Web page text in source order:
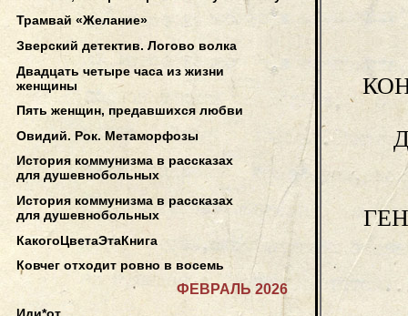
Трамвай «Желание»
Зверский детектив. Логово волка
Двадцать четыре часа из жизни
женщины
Пять женщин, предавшихся любви
Овидий. Рок. Метаморфозы
История коммунизма в рассказах
для душевнобольных
История коммунизма в рассказах
для душевнобольных
КакогоЦветаЭтаКнига
Ковчег отходит ровно в восемь
ФЕВРАЛЬ 2026